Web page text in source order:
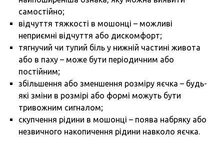
самостійно;
відчуття тяжкості в мошонці – можливі
неприємні відчуття або дискомфорт;
тягнучий чи тупий біль у нижній частині живота
або в паху – може бути періодичним або
постійним;
збільшення або зменшення розміру яєчка – будь-
які зміни в розмірі або формі можуть бути
тривожним сигналом;
скупчення рідини в мошонці – поява набряку або
незвичного накопичення рідини навколо яєчка.